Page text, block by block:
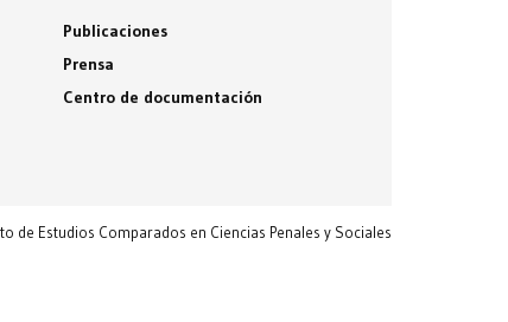
Publicaciones
Prensa
Centro de documentación
de Estudios Comparados en Ciencias Penales y Sociales